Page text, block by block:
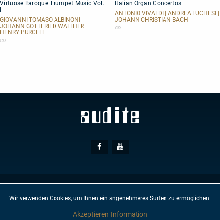
Wir verwenden Cookies, um Ihnen ein angenehmeres Surfen zu ermöglichen.
Akzeptieren Information
Baroque
Trumpet
Music
Vol.
I
Virtuose Baroque Trumpet Music Vol.
GIOVANNI TOMASO ALBINONI |
JOHANN GOTTFRIED WALTHER |
HENRY PURCELL
CD
Organ
Concertos
Italian Organ Concertos
ANTONIO VIVALDI | ANDREA LUCHESI |
JOHANN CHRISTIAN BACH
CD
Social Facebook
GTC IMPRINT PRIVACY PROTECTION NEWSLETTER CONTACT